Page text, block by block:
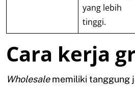
yang lebih
tinggi.
Cara kerja
Wholesalememiliki tanggung